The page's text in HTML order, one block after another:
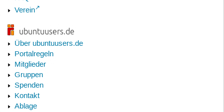
Verein
ubuntuusers.de
Über ubuntuusers.de
Portalregeln
Mitglieder
Gruppen
Spenden
Kontakt
Ablage